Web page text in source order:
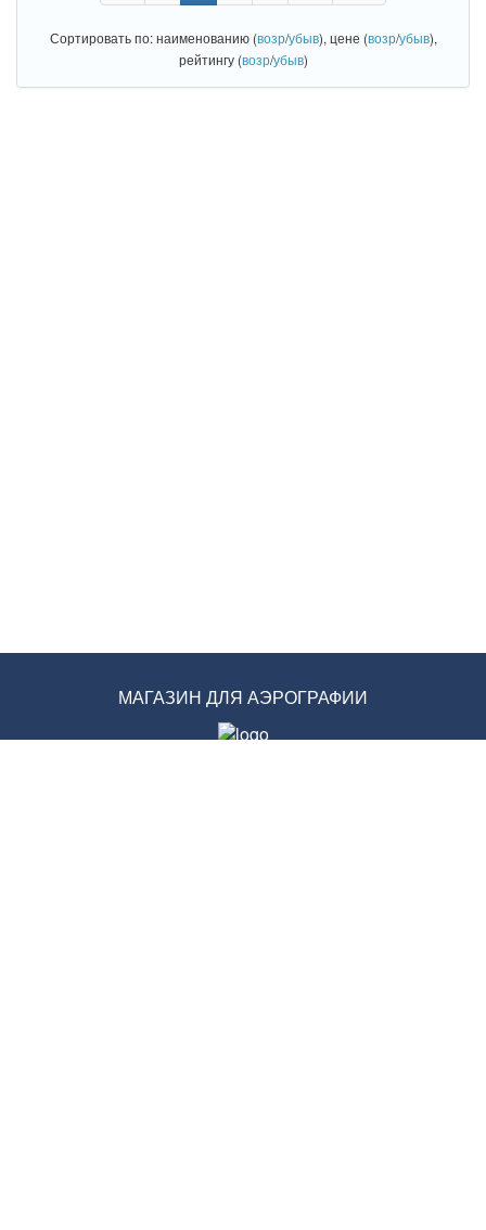
Сортировать по: наименованию (возр/убыв), цене (возр/убыв),
рейтингу (возр/убыв)
МАГАЗИН ДЛЯ АЭРОГРАФИИ